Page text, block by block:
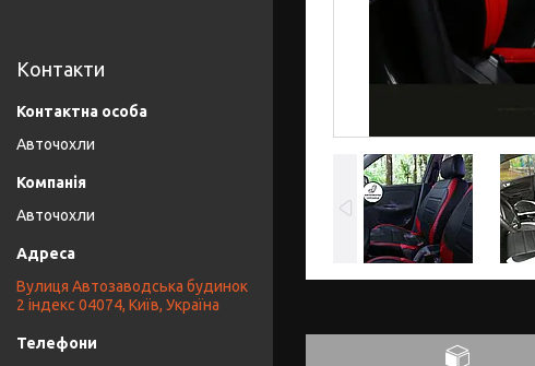
Контакти
Авточохли
Авточохли
Вулиця Автозаводська будинок
2 індекс 04074, Київ, Україна